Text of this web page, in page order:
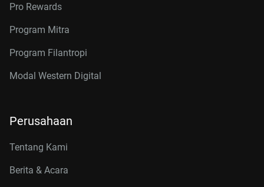
Pro Rewards
Program Mitra
Program Filantropi
Modal Western Digital
Perusahaan
Tentang Kami
Berita & Acara